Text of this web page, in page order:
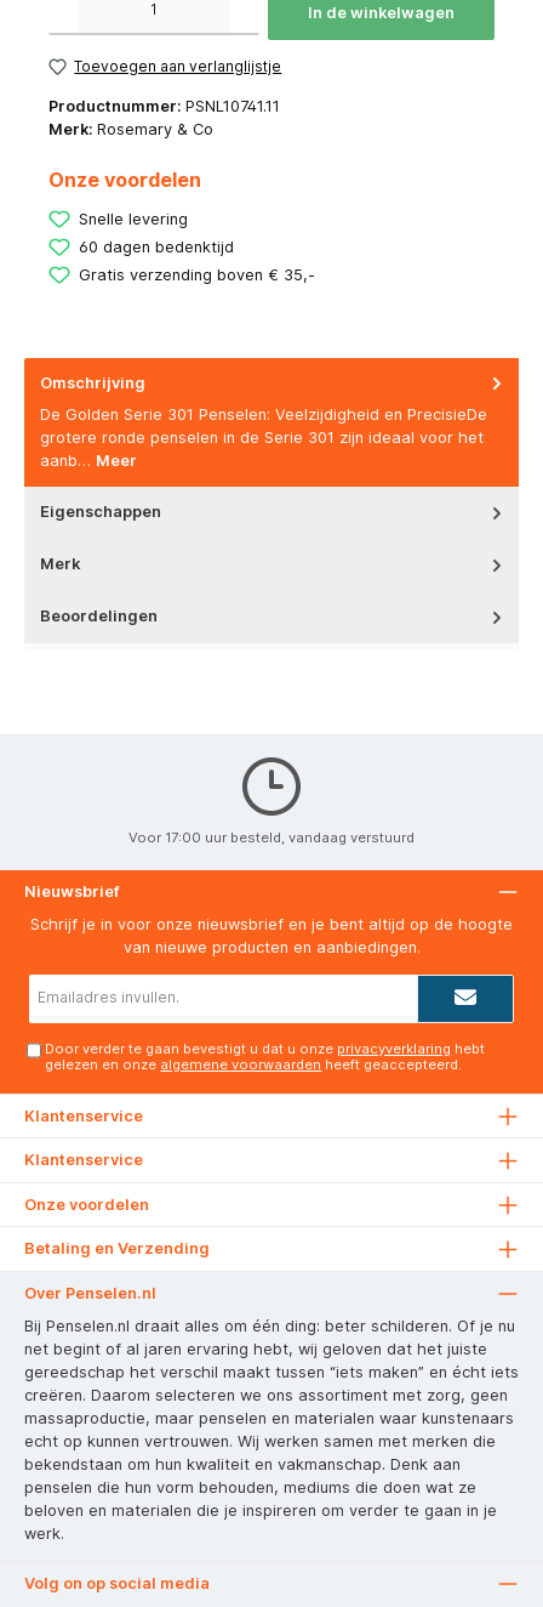
In de winkelwagen
Toevoegen aan verlanglijstje
Productnummer: PSNL10741.11
Merk: Rosemary & Co
Onze voordelen
Snelle levering
60 dagen bedenktijd
Gratis verzending boven € 35,-
Omschrijving
De Golden Serie 301 Penselen: Veelzijdigheid en PrecisieDe
grotere ronde penselen in de Serie 301 zijn ideaal voor het
aanb… Meer
Eigenschappen
Merk
Beoordelingen
Voor 17:00 uur besteld, vandaag verstuurd
Nieuwsbrief
Schrijf je in voor onze nieuwsbrief en je bent altijd op de hoogte
van nieuwe producten en aanbiedingen.
Door verder te gaan bevestigt u dat u onze privacyverklaring hebt
gelezen en onze algemene voorwaarden heeft geaccepteerd.
Klantenservice
Klantenservice
Onze voordelen
Betaling en Verzending
Over Penselen.nl
Bij Penselen.nl draait alles om één ding: beter schilderen. Of je nu
net begint of al jaren ervaring hebt, wij geloven dat het juiste
gereedschap het verschil maakt tussen “iets maken” en écht iets
creëren. Daarom selecteren we ons assortiment met zorg, geen
massaproductie, maar penselen en materialen waar kunstenaars
echt op kunnen vertrouwen. Wij werken samen met merken die
bekendstaan om hun kwaliteit en vakmanschap. Denk aan
penselen die hun vorm behouden, mediums die doen wat ze
beloven en materialen die je inspireren om verder te gaan in je
werk.
Volg on op social media